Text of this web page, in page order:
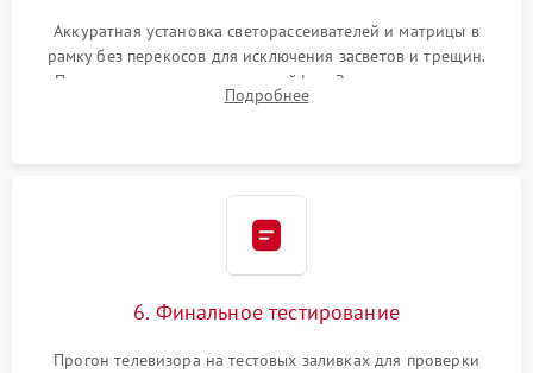
Аккуратная установка светорассеивателей и матрицы в
рамку без перекосов для исключения засветов и трещин.
Подключение внутренних шлейфов. Закрытие корпуса.
Сброс настроек и обновление программного обеспечения.
Подробнее
6. Финальное тестирование
Прогон телевизора на тестовых заливках для проверки